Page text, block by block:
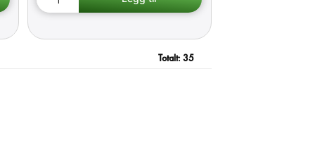
Totalt: 35